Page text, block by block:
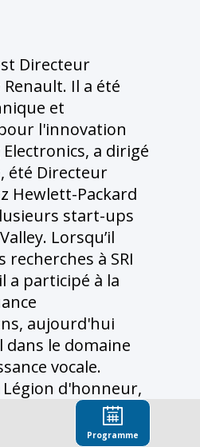
Directeur
Il a été
et
l'innovation
a dirigé
été Directeur
Hewlett-Packard
start-ups
Lorsqu’il
à SRI
a participé à la
aujourd'hui
dans le domaine
vocale.
Légion d'honneur,
national du
de l'Académie
Programme